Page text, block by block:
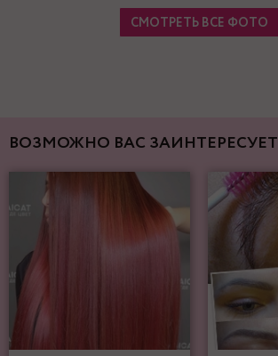
СМОТРЕТЬ ВСЕ ФОТО
ВОЗМОЖНО ВАС ЗАИНТЕРЕСУЕТ